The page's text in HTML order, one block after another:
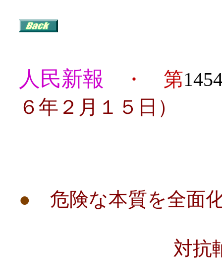
人民新報 ・ 第
６年２月１５日）
● 危険な本質を全面
対抗軸を確立